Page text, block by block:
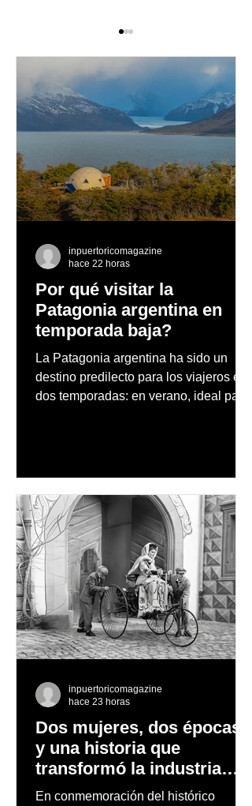
Dale la bienvenida al
volúmen en tus
pestañas
Por qué visitar la
Patagonia argentina en
temporada baja?
La Patagonia argentina ha sido un
destino predilecto para los viajeros en
dos temporadas: en verano, ideal para
nevados en las montañas
inpuertoricomagazine
hace 22 horas
Dos mujeres, dos épocas
y una historia que
transformó la industria
automotriz
En conmemoración del histórico
inpuertoricomagazine
hace 23 horas